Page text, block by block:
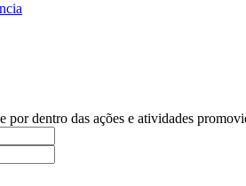
por dentro das ações e atividades